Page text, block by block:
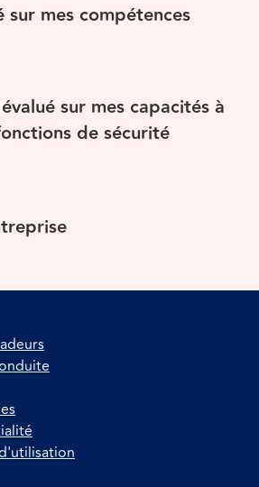
sur mes compétences
sur mes capacités à
de sécurité